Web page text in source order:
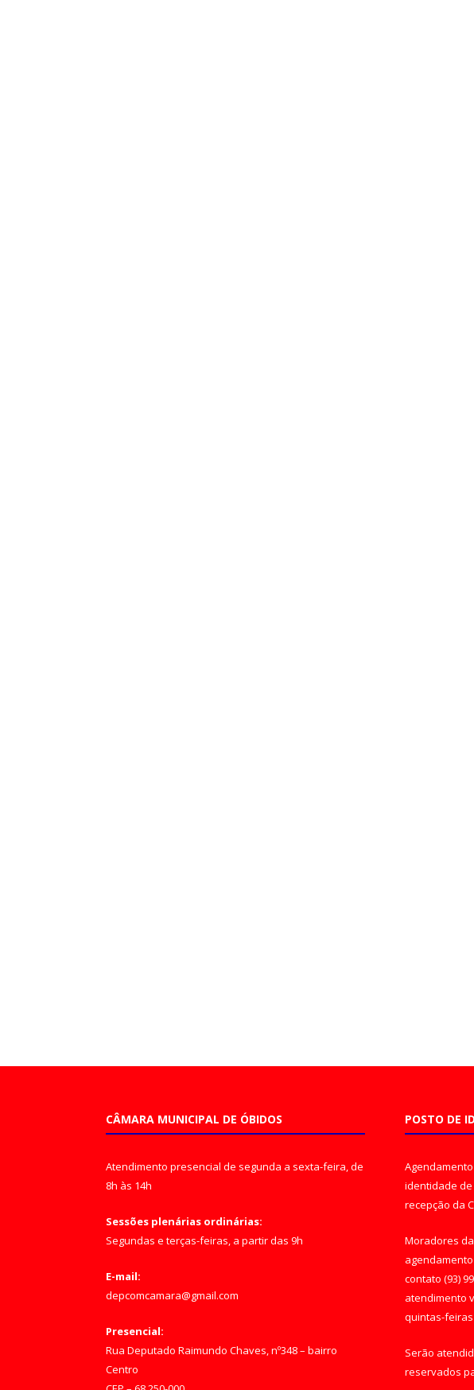
CÂMARA MUNICIPAL DE ÓBIDOS
Atendimento presencial de segunda a sexta-feira, de
8h às 14h
Sessões plenárias ordinárias:
Segundas e terças-feiras, a partir das 9h
E-mail:
depcomcamara@gmail.com
Presencial:
Rua Deputado Raimundo Chaves, nº348 – bairro
Centro
POSTO DE
identidade de
recepção da
Moradores
contato (93)
atendimento
quintas-feiras
Serão
reservados